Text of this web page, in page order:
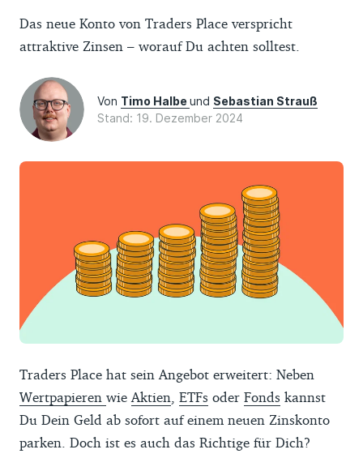
Das neue Konto von Traders Place verspricht
attraktive Zinsen – worauf Du achten solltest.
Von Timo Halbeund Sebastian Strauß
Stand: 19. Dezember 2024
Traders Place hat sein Angebot erweitert: Neben
Wertpapieren wieAktien, ETFs oder Fonds kannst
Du Dein Geld ab sofort auf einem neuen Zinskonto
parken. Doch ist es auch das Richtige für Dich?